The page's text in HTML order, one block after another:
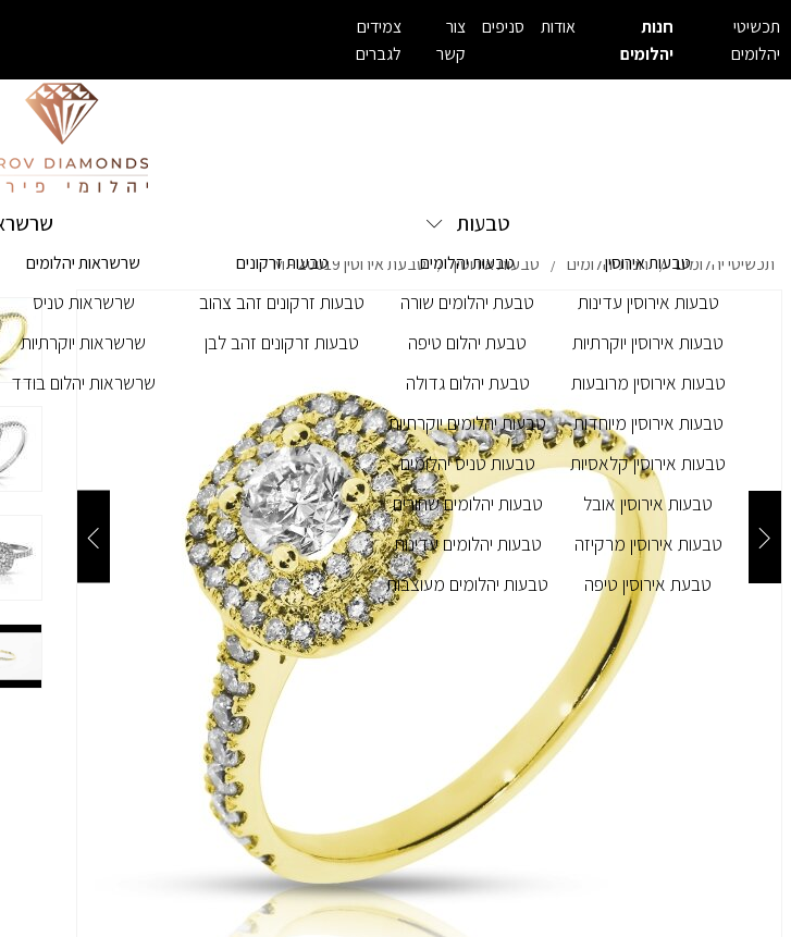
תכשיטי
יהלומים
חנות
יהלומים
אודות סניפים
צור
קשר
צמידים
לגברים
טבעות
טבעות אירוסין
טבעות אירוסין עדינות
טבעות אירוסין יוקרתיות
טבעות אירוסין מרובעות
טבעות אירוסין מיוחדות
טבעות אירוסין קלאסיות
טבעות אירוסין אובל
טבעות אירוסין מרקיזה
טבעת אירוסין טיפה
טבעות יהלומים
טבעת יהלומים שורה
טבעת יהלום טיפה
טבעת יהלום גדולה
טבעות יהלומים יוקרתיות
טבעות טניס יהלומים
טבעות יהלומים שחורים
טבעות יהלומים עדינות
טבעות יהלומים מעוצבות
טבעות זרקונים
טבעות זרקונים זהב צהוב
טבעות זרקונים זהב לבן
שרשראות יהלומים
שרשראות טניס
שרשראות יוקרתיות
שרשראות יהלום בודד
תכשיטי יהלומים / חנות יהלומים / טבעות אירוסין / טבעת אירוסין M - 20019